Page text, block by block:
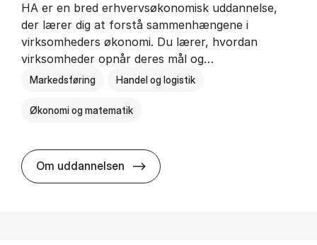
HA er en bred erhvervsøkonomisk uddannelse,
der lærer dig at forstå sammenhængene i
virksomheders økonomi. Du lærer, hvordan
virksomheder opnår deres mål og…
Markedsføring Handel og logistik
Økonomi og matematik
Om uddannelsen HA al­men erhvervs­økonomi